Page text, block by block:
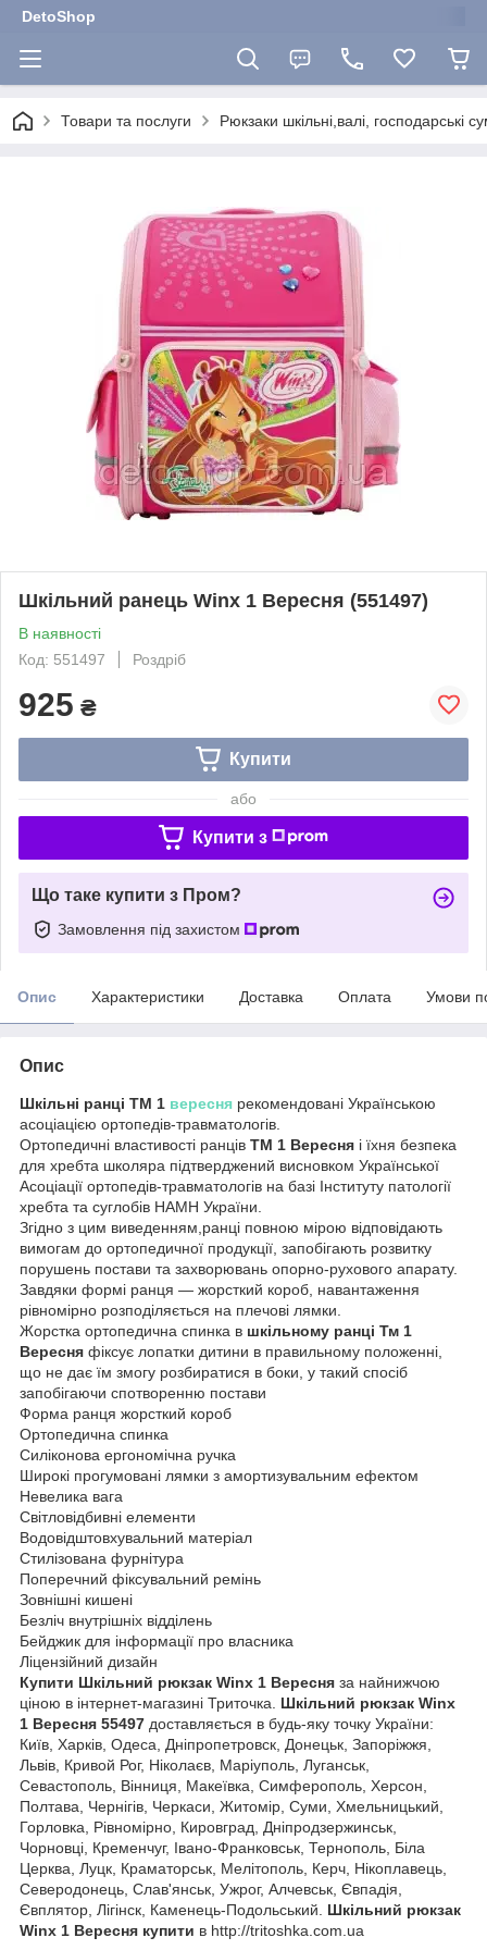
DetoShop
Товари та послуги Рюкзаки шкільні,валі, господарські
Шкільний ранець Winx 1 Вересня (551497)
В наявності
Код: 551497
Роздріб
925 ₴
Купити
або
Купити з
Що таке купити з Пром?
Замовлення під захистом
Опис Характеристики Доставка Оплата Умови
Опис
Шкільні ранці ТМ 1 вересня рекомендовані Українською
асоціацією ортопедів-травматологів.
Ортопедичні властивості ранців ТМ 1 Вересня і їхня безпека
для хребта школяра підтверджений висновком Української
Асоціації ортопедів-травматологів на базі Інституту патології
хребта та суглобів НАМН України.
Згідно з цим виведенням,ранці повною мірою відповідають
вимогам до ортопедичної продукції, запобігають розвитку
порушень постави та захворювань опорно-рухового апарату.
Завдяки формі ранця — жорсткий короб, навантаження
рівномірно розподіляється на плечові лямки.
Жорстка ортопедична спинка в шкільному ранці Тм 1
Вересня фіксує лопатки дитини в правильному положенні,
що не дає їм змогу розбиратися в боки, у такий спосіб
запобігаючи спотворенню постави
Форма ранця жорсткий короб
Ортопедична спинка
Силіконова ергономічна ручка
Широкі прогумовані лямки з амортизувальним ефектом
Невелика вага
Світловідбивні елементи
Водовідштовхувальний матеріал
Стилізована фурнітура
Поперечний фіксувальний ремінь
Зовнішні кишені
Безліч внутрішніх відділень
Бейджик для інформації про власника
Ліцензійний дизайн
Купити Шкільний рюкзак Winx 1 Вересня за найнижчою
ціною в інтернет-магазині Триточка. Шкільний рюкзак Winx
1 Вересня 55497 доставляється в будь-яку точку України:
Київ, Харків, Одеса, Дніпропетровск, Донецьк, Запоріжжя,
Львів, Кривой Рог, Ніколаєв, Маріуполь, Луганськ,
Севастополь, Вінниця, Макеївка, Симферополь, Херсон,
Полтава, Чернігів, Черкаси, Житомір, Суми, Хмельницький,
Горловка, Рівномірно, Кировград, Дніпродзержинськ,
Чорновці, Кременчуг, Івано-Франковськ, Тернополь, Біла
Церква, Луцк, Краматорськ, Мелітополь, Керч, Нікоплавець,
Северодонець, Слав'янськ, Ужрог, Алчевськ, Євпадія,
Євплятор, Лігінск, Каменець-Подольський. Шкільний рюкзак
Winx 1 Вересня купити в http://tritoshka.com.ua